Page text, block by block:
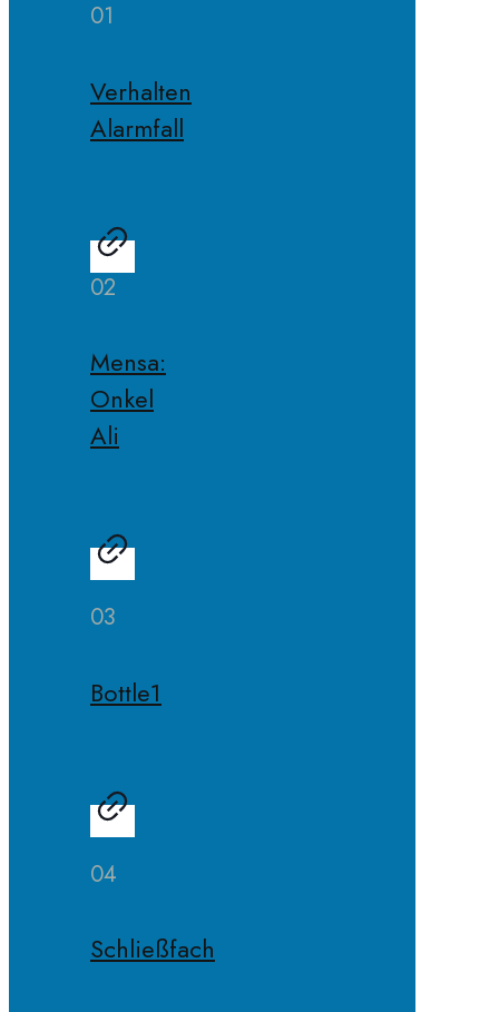
01
Verhalten
Alarmfall
02
Mensa:
Onkel
Ali
03
Bottle1
04
Schließfach